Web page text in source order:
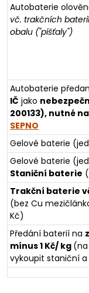
Autobaterie
vč. trakčních
obalu ("píšťaly")
Autobaterie
IČ jako
200133), nutné
SEPNO
Gelové baterie
Gelové baterie
Staniční baterie
Trakční baterie
(bez Cu
Kč)
Předání baterií na
mínus 1 Kč/ kg
vykoupit staniční